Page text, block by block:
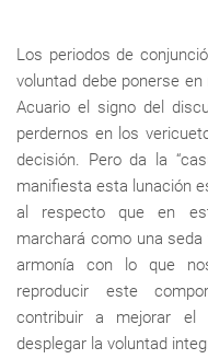
Los periodos de
voluntad debe ponerse
Acuario el signo del
perdernos en los
decisión. Pero da la
manifiesta esta lunación
al respecto que en
marchará como una
armonía con lo que
reproducir este
contribuir a mejorar el
desplegar la voluntad